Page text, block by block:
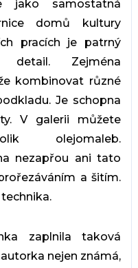
jako samostatná
domů kultury
pracích je patrný
Zejména
kombinovat různé
Je schopna
V galerii můžete
olejomaleb.
nezapřou ani tato
a šitím.
zaplnila taková
nejen známá,